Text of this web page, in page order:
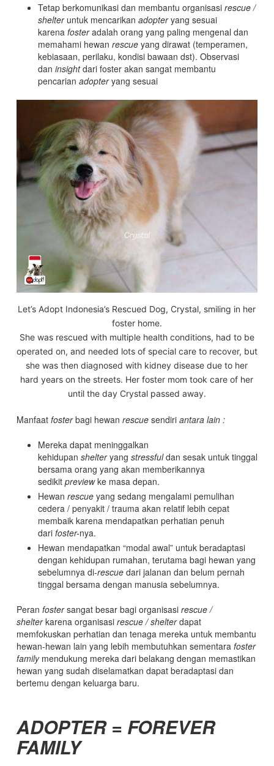
Tetap berkomunikasi dan membantu organisasi rescue /
shelter untuk mencarikan adopteryang sesuai
karena fosteradalah orang yang paling mengenal dan
memahami hewan rescue yang dirawat (temperamen,
kebiasaan, perilaku, kondisi bawaan dst). Observasi
dan insightdari foster akan sangat membantu
pencarian adopteryang sesuai
Let’s Adopt Indonesia’s Rescued Dog, Crystal, smiling in her
foster home.
She was rescued with multiple health conditions, had to be
operated on, and needed lots of special care to recover, but
she was then diagnosed with kidney disease due to her
hard years on the streets. Her foster mom took care of her
until the day Crystal passed away.
Manfaat fosterbagi hewan rescue sendiriantara lain :
Mereka dapat meninggalkan
kehidupan shelteryang stressfuldan sesak untuk tinggal
bersama orang yang akan memberikannya
sedikit previewke masa depan.
Hewan rescue yang sedang mengalami pemulihan
cedera / penyakit / trauma akan relatif lebih cepat
membaik karena mendapatkan perhatian penuh
dari foster-nya.
Hewan mendapatkan “modal awal” untuk beradaptasi
dengan kehidupan rumahan, terutama bagi hewan yang
sebelumnya di-rescue dari jalanan dan belum pernah
tinggal bersama dengan manusia sebelumnya.
Peran fostersangat besar bagi organisasi rescue /
shelterkarena organisasi rescue / shelterdapat
memfokuskan perhatian dan tenaga mereka untuk membantu
hewan-hewan lain yang lebih membutuhkan sementara foster
family mendukung mereka dari belakang dengan memastikan
hewan yang sudah diselamatkan dapat beradaptasi dan
bertemu dengan keluarga baru.
ADOPTER = FOREVER
FAMILY